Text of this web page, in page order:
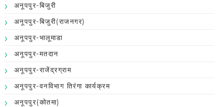
अनूपपुर-बिजुरी
अनूपपुर-बिजुरी(राजनगर)
अनूपपुर-भालूमाडा
अनूपपुर-मतदान
अनूपपुर-राजेंद्रग्राम
अनूपपुर-वनविभाग तिरंगा कार्यक्रम
अनूपपुर(कोतमा)